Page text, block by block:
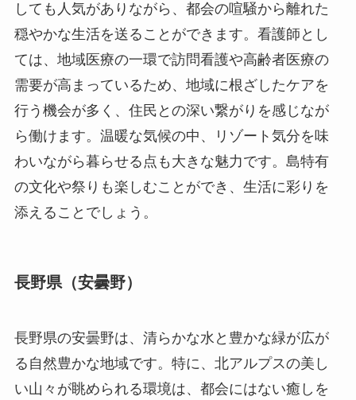
しても人気がありながら、都会の喧騒から離れた
穏やかな生活を送ることができます。看護師とし
ては、地域医療の一環で訪問看護や高齢者医療の
需要が高まっているため、地域に根ざしたケアを
行う機会が多く、住民との深い繋がりを感じなが
ら働けます。温暖な気候の中、リゾート気分を味
わいながら暮らせる点も大きな魅力です。島特有
の文化や祭りも楽しむことができ、生活に彩りを
添えることでしょう。
長野県（安曇野）
長野県の安曇野は、清らかな水と豊かな緑が広が
る自然豊かな地域です。特に、北アルプスの美し
い山々が眺められる環境は、都会にはない癒しを